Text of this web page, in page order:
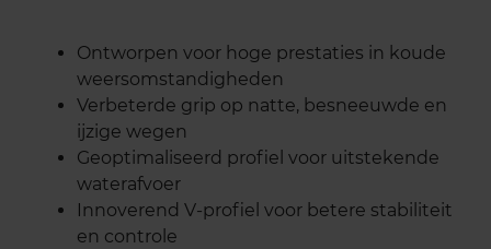
Ontworpen voor hoge prestaties in koude
weersomstandigheden
Verbeterde grip op natte, besneeuwde en
ijzige wegen
Geoptimaliseerd profiel voor uitstekende
waterafvoer
Innoverend V-profiel voor betere stabiliteit
en controle